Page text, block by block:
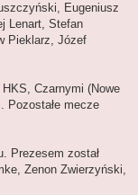
Eugeniusz
Lenart, Stefan
Pieklarz, Józef
Czarnymi (Nowe
Pozostałe mecze
Prezesem został
Zenon Zwierzyński,